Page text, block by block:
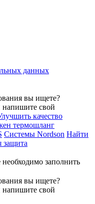
данных
вы ищете?
свой
качество
термошланг
Системы Nordson Найти
защита
заполнить
вы ищете?
свой